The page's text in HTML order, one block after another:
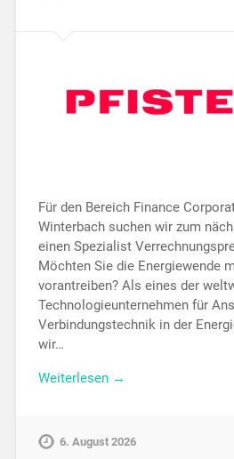
Für den Bereich Finance
Winterbach suchen wir zum
einen Spezialist
Möchten Sie die Energiewende
vorantreiben? Als eines der
Technologieunternehmen für
Verbindungstechnik in der
wir…
Weiterlesen →
6. August 2026